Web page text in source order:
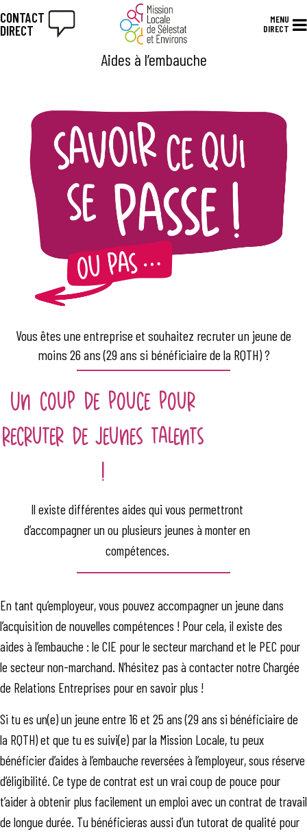
CONTACT
DIRECT
MENU
DIRECT
Aides à l’embauche
Vous êtes une entreprise et souhaitez recruter un jeune de
moins 26 ans (29 ans si bénéficiaire de la RQTH) ?
Un coup de pouce pour
recruter de jeunes talents
!
Il existe différentes aides qui vous permettront
d’accompagner un ou plusieurs jeunes à monter en
compétences.
En tant qu’employeur, vous pouvez accompagner un jeune dans
l’acquisition de nouvelles compétences ! Pour cela, il existe des
aides à l’embauche : le CIE pour le secteur marchand et le PEC pour
le secteur non-marchand. N’hésitez pas à contacter notre Chargée
de Relations Entreprises pour en savoir plus !
Si tu es un(e) un jeune entre 16 et 25 ans (29 ans si bénéficiaire de
la RQTH) et que tu es suivi(e) par la Mission Locale, tu peux
bénéficier d’aides à l’embauche reversées à l’employeur, sous réserve
d’éligibilité. Ce type de contrat est un vrai coup de pouce pour
t’aider à obtenir plus facilement un emploi avec un contrat de travail
de longue durée. Tu bénéficieras aussi d’un tutorat de qualité pour